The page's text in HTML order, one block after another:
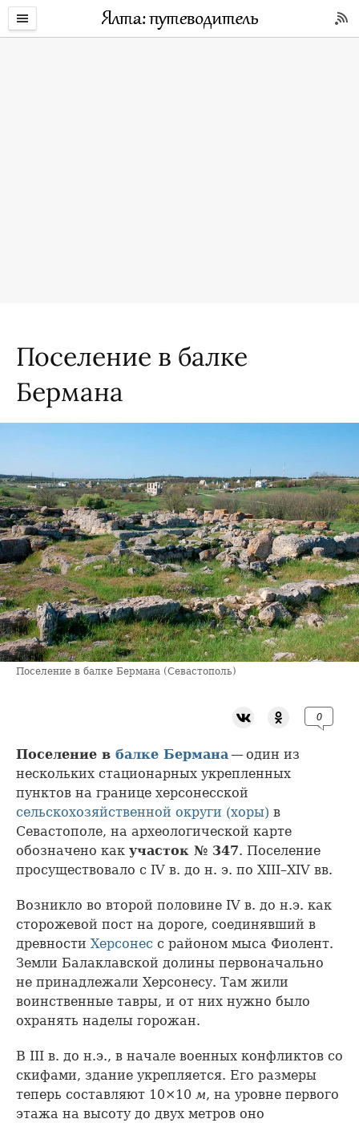
Поселение в балке
Бермана
Поселение в балке Бермана (Севастополь)
0
Поселение в балке Бермана— один из
нескольких стационарных укрепленных
пунктов на границе херсонесской
сельскохозяйственной округи (хоры) в
Севастополе, на археологической карте
обозначено как участок № 347. Поселение
просуществовало с IV в. до н. э. по XIII–XIV вв.
Возникло во второй половине IV в. до н.э. как
сторожевой пост на дороге, соединявший в
древности Херсонес с районом мыса Фиолент.
Земли Балаклавской долины первоначально
не принадлежали Херсонесу. Там жили
воинственные тавры, и от них нужно было
охранять наделы горожан.
В III в. до н.э., в начале военных конфликтов со
скифами, здание укрепляется. Его размеры
теперь составляют 10×10 м, на уровне первого
этажа на высоту до двух метров оно